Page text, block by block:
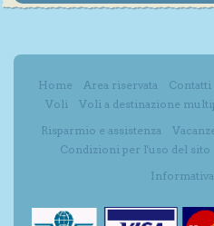
Home Area riservata Contatti
Voli
Voli a destinazione
Risparmio e assistenza
Condizioni per l'uso del sito